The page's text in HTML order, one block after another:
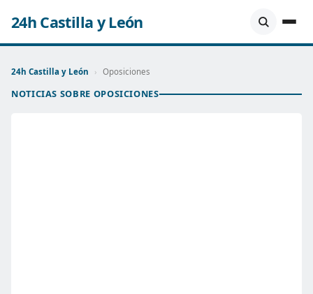
24h Castilla y León
24h Castilla y León › Oposiciones
NOTICIAS SOBRE OPOSICIONES